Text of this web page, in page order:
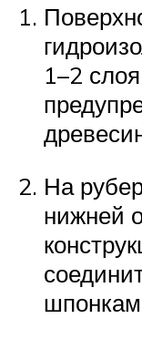
1–2
На
нижней